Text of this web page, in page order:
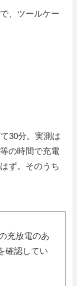
、ツールケー
30分。実測は
の時間で充電
ず。そのうち
充放電のあ
確認してい